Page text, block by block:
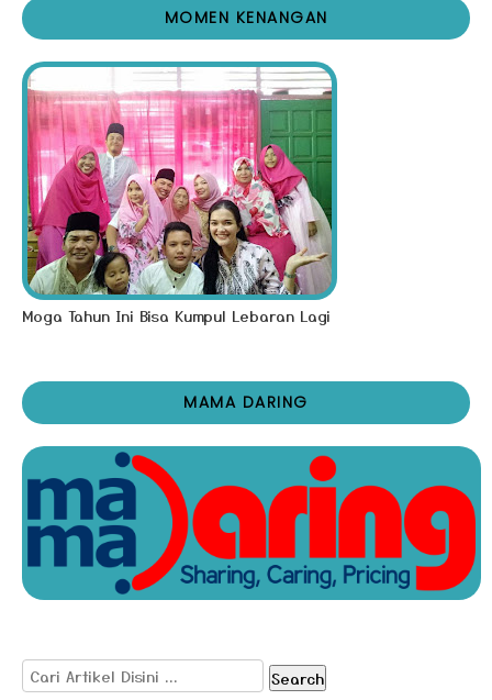
MOMEN KENANGAN
Moga Tahun Ini Bisa Kumpul Lebaran Lagi
MAMA DARING
Search